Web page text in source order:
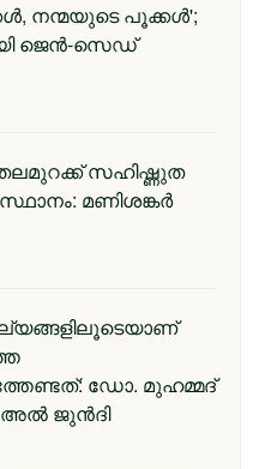
നന്മയുടെ പൂക്കള്‍';
ജെന്‍-സെഡ്
സഹിഷ്ണുത
മണിശങ്കർ
ഡോ. മുഹമ്മദ്
അല്‍ ജുന്‍ദി